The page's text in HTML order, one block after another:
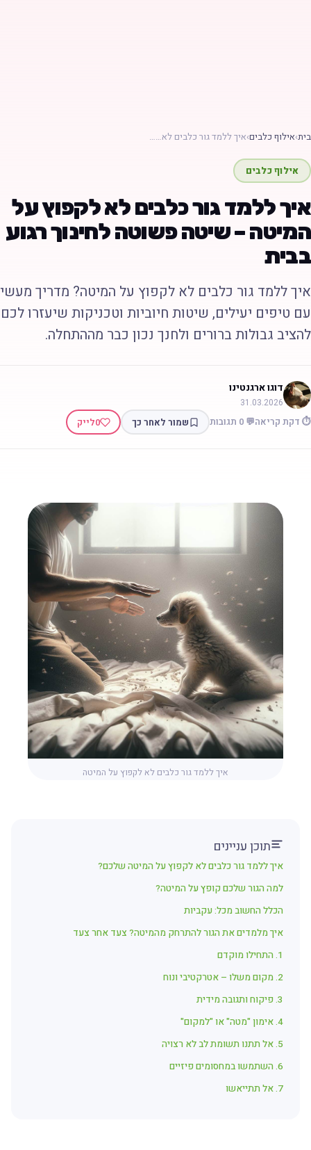
›אילוף כלבים›איך ללמד גור כלבים לא……
אילוף כלבים
ללמד גור כלבים לא לקפוץ על
– שיטה פשוטה לחינוך רגוע
ללמד גור כלבים לא לקפוץ על המיטה? מדריך מעשי
טיפים יעילים, שיטות חיוביות וטכניקות שיעזרו לכם
גבולות ברורים ולחנך נכון כבר מההתחלה.
דוגו ארגנטינו
31.03.2026
דקת קריאה💬 0 תגובות שמור לאחר כך 0לייק
איך ללמד גור כלבים לא לקפוץ על המיטה
תוכן עניינים
איך ללמד גור כלבים לא לקפוץ על המיטה שלכם?
למה הגור שלכם קופץ על המיטה?
הכלל החשוב מכל: עקביות
איך מלמדים את הגור להתרחק מהמיטה? צעד אחר צעד
2. מקום משלו – אטרקטיבי ונוח
4. אימון "מטה" או "למקום"
7. אל תתייאשו